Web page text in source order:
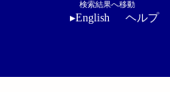
検索結果へ移動
▸English ヘルプ